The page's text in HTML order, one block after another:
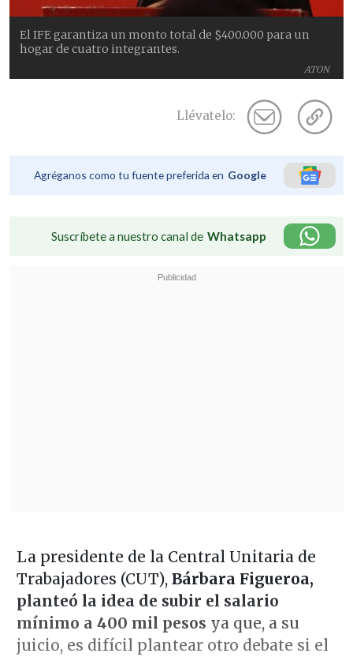
ATON
El IFE garantiza un monto total de $400.000 para un
hogar de cuatro integrantes.
Llévatelo:
Agréganos como tu fuente preferida en Google
Suscríbete a nuestro canal de Whatsapp
La presidente de la Central Unitaria de
Trabajadores (CUT), Bárbara Figueroa,
planteó la idea de subir el salario
mínimo a 400 mil pesos ya que, a su
juicio, es difícil plantear otro debate si el